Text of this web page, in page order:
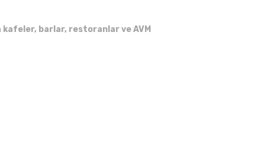
kafeler, barlar, restoranlar ve AVM